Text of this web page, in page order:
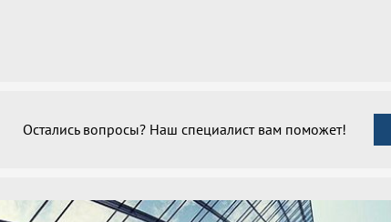
Остались вопросы? Наш специалист вам поможет!